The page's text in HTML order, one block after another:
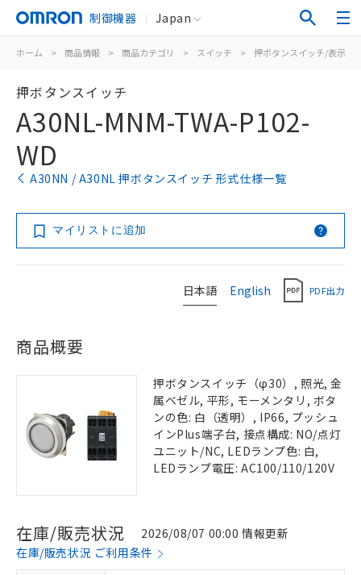
制御機器 Japan
ホーム > 商品情報 > 商品カテゴリ > スイッチ > 押ボタンスイッチ/表示灯
押ボタンスイッチ
A30NL-MNM-TWA-P102-
WD
A30NN / A30NL 押ボタンスイッチ 形式仕様一覧
マイリストに追加
日本語 English PDF出力
商品概要
押ボタンスイッチ（φ30）, 照光, 金
属ベゼル, 平形, モーメンタリ, ボタ
ンの色: 白（透明）, IP66, プッシュ
インPlus端子台, 接点構成: NO/点灯
ユニット/NC, LEDランプ色: 白,
LEDランプ電圧: AC100/110/120V
在庫/販売状況
2026/08/07 00:00 情報更新
在庫/販売状況 ご利用条件